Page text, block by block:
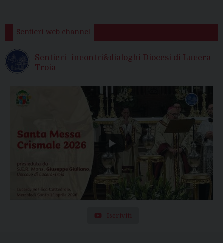
Sentieri web channel
Sentieri -incontri&dialoghi Diocesi di Lucera-
Troia
Iscriviti